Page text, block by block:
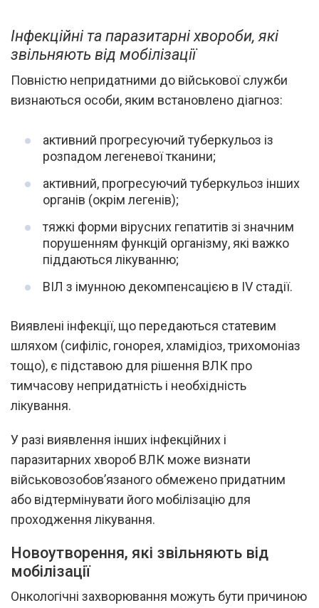
Інфекційні та паразитарні хвороби, які
звільняють від мобілізації
Повністю непридатними до військової служби
визнаються особи, яким встановлено діагноз:
активний прогресуючий туберкульоз із
розпадом легеневої тканини;
активний, прогресуючий туберкульоз інших
органів (окрім легенів);
тяжкі форми вірусних гепатитів зі значним
порушенням функцій організму, які важко
піддаються лікуванню;
ВІЛ з імунною декомпенсацією в ІV стадії.
Виявлені інфекції, що передаються статевим
шляхом (сифіліс, гонорея, хламідіоз, трихомоніаз
тощо), є підставою для рішення ВЛК про
тимчасову непридатність і необхідність
лікування.
У разі виявлення інших інфекційних і
паразитарних хвороб ВЛК може визнати
військовозобов’язаного обмежено придатним
або відтермінувати його мобілізацію для
проходження лікування.
Новоутворення, які звільняють від
мобілізації
Онкологічні захворювання можуть бути причиною